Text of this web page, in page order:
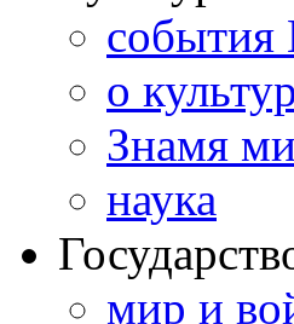
события
о
Знамя
наука
мир и